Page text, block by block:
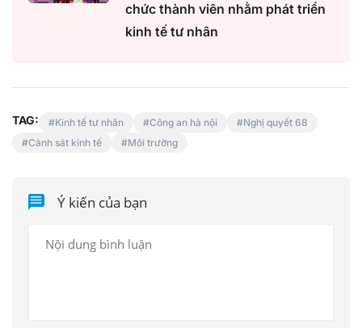
chức thành viên nhằm phát triển
kinh tế tư nhân
TAG: Kinh tế tư nhân Công an hà nội
Nghị quyết 68
Cảnh sát kinh tế
Môi trường
Ý kiến của bạn